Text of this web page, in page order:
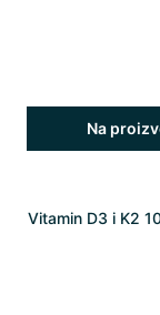
Na
Vitamin D3 i K2